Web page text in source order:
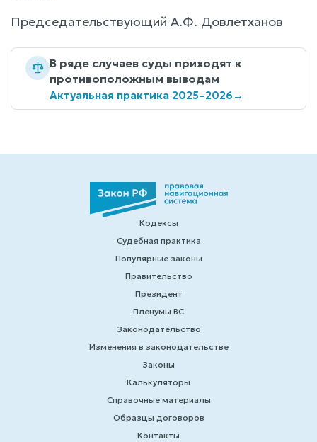
Председательствующий А.Ф. Довлетханов
В ряде случаев суды приходят к
противоположным выводам
Актуальная практика 2025–2026→
Кодексы
Судебная практика
Популярные законы
Правительство
Президент
Пленумы ВС
Законодательство
Изменения в законодательстве
Законы
Калькуляторы
Справочные материалы
Образцы договоров
Контакты